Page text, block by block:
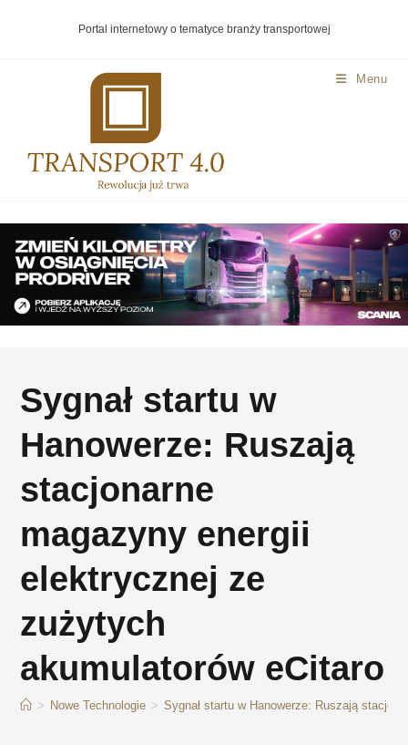
Portal internetowy o tematyce branży transportowej
Menu
Sygnał startu w
Hanowerze: Ruszają
stacjonarne
magazyny energii
elektrycznej ze
zużytych
akumulatorów eCitaro
> Nowe Technologie > Sygnał startu w Hanowerze: Ruszają